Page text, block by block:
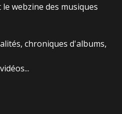
webzine des musiques
chroniques d'albums,